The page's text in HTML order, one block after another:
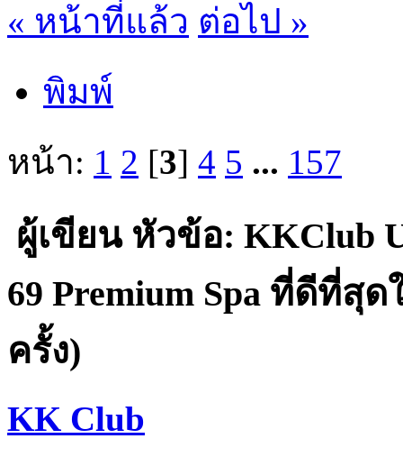
« หน้าที่แล้ว ต่อไป »
พิมพ์
หน้า: 1 2 [3] 4 5 ... 157
ผู้เขียนหัวข้อ: KKClub
69 Premium Spa ที่ดีที่สุ
ครั้ง)
KK Club